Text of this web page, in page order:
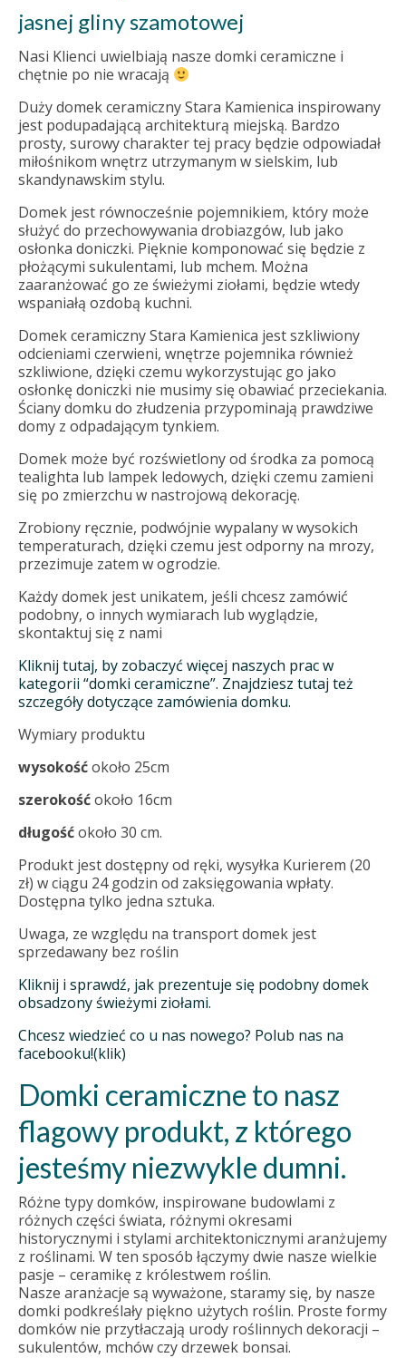
jasnej gliny szamotowej
Nasi Klienci uwielbiają nasze domki ceramiczne i
chętnie po nie wracają
Duży domek ceramiczny Stara Kamienica inspirowany
jest podupadającą architekturą miejską. Bardzo
prosty, surowy charakter tej pracy będzie odpowiadał
miłośnikom wnętrz utrzymanym w sielskim, lub
skandynawskim stylu.
Domek jest równocześnie pojemnikiem, który może
służyć do przechowywania drobiazgów, lub jako
osłonka doniczki. Pięknie komponować się będzie z
płożącymi sukulentami, lub mchem. Można
zaaranżować go ze świeżymi ziołami, będzie wtedy
wspaniałą ozdobą kuchni.
Domek ceramiczny Stara Kamienica jest szkliwiony
odcieniami czerwieni, wnętrze pojemnika również
szkliwione, dzięki czemu wykorzystując go jako
osłonkę doniczki nie musimy się obawiać przeciekania.
Ściany domku do złudzenia przypominają prawdziwe
domy z odpadającym tynkiem.
Domek może być rozświetlony od środka za pomocą
tealighta lub lampek ledowych, dzięki czemu zamieni
się po zmierzchu w nastrojową dekorację.
Zrobiony ręcznie, podwójnie wypalany w wysokich
temperaturach, dzięki czemu jest odporny na mrozy,
przezimuje zatem w ogrodzie.
Każdy domek jest unikatem, jeśli chcesz zamówić
podobny, o innych wymiarach lub wyglądzie,
skontaktuj się z nami
Kliknij tutaj, by zobaczyć więcej naszych prac w
kategorii “domki ceramiczne”. Znajdziesz tutaj też
szczegóły dotyczące zamówienia domku.
Wymiary produktu
wysokośćokoło 25cm
szerokośćokoło 16cm
długośćokoło 30 cm.
Produkt jest dostępny od ręki, wysyłka Kurierem (20
zł) w ciągu 24 godzin od zaksięgowania wpłaty.
Dostępna tylko jedna sztuka.
Uwaga, ze względu na transport domek jest
sprzedawany bez roślin
Kliknij i sprawdź, jak prezentuje się podobny domek
obsadzony świeżymi ziołami.
Chcesz wiedzieć co u nas nowego? Polub nas na
facebooku!(klik)
Domki ceramiczne to nasz
flagowy produkt, z którego
jesteśmy niezwykle dumni.
Różne typy domków, inspirowane budowlami z
różnych części świata, różnymi okresami
historycznymi i stylami architektonicznymi aranżujemy
z roślinami. W ten sposób łączymy dwie nasze wielkie
pasje – ceramikę z królestwem roślin.
Nasze aranżacje są wyważone, staramy się, by nasze
domki podkreślały piękno użytych roślin. Proste formy
domków nie przytłaczają urody roślinnych dekoracji –
sukulentów, mchów czy drzewek bonsai.